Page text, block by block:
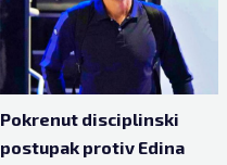
Pokrenut disciplinski
postupak protiv Edina